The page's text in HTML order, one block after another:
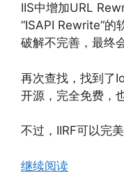
IIS中增加URL
“ISAPI Rewrite“的
破解不完善，最终
再次查找，找到了
开源，完全免费，
不过，IIRF可以完
继续阅读